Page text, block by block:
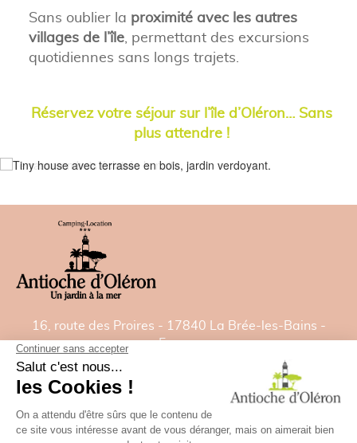
Sans oublier la proximité avec les autres
villages de l’île, permettant des excursions
quotidiennes sans longs trajets.
Réservez votre séjour sur l’île d’Oléron… Sans
plus attendre !
16, route des Proires - 17840 La Brée-les-Bains -
France
Tél:05 46 47 92 00
- Fax: 05 46 47 82 22
E-mail:
contact@camping-antiochedoleron.com
GPS: Latitude= 46.021532828 - Longitude=
-1.35827488